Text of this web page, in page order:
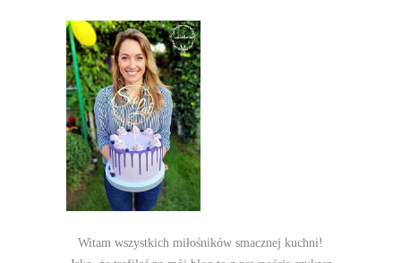
Witam wszystkich miłośników smacznej kuchni!